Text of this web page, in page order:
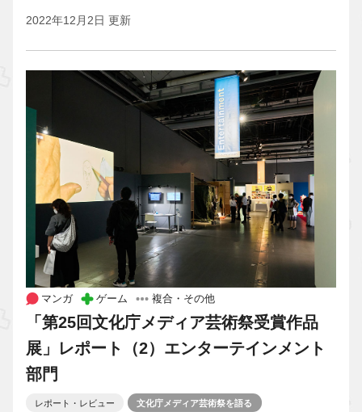
2022年12月2日 更新
マンガ ゲーム 複合・その他
「第25回文化庁メディア芸術祭受賞作品
展」レポート（2）エンターテインメント
部門
レポート・レビュー 文化庁メディア芸術祭を語る